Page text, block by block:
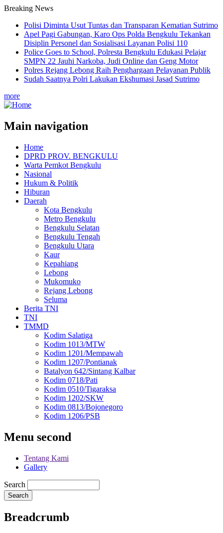
Breaking News
Polisi Diminta Usut Tuntas dan Transparan Kematian Sutrimo
Apel Pagi Gabungan, Karo Ops Polda Bengkulu Tekankan
Disiplin Personel dan Sosialisasi Layanan Polisi 110
Police Goes to School, Polresta Bengkulu Edukasi Pelajar
SMPN 22 Jauhi Narkoba, Judi Online dan Geng Motor
Polres Rejang Lebong Raih Penghargaan Pelayanan Publik
Sudah Saatnya Polri Lakukan Ekshumasi Jasad Sutrimo
more
Main navigation
Home
DPRD PROV. BENGKULU
Warta Pemkot Bengkulu
Nasional
Hukum & Politik
Hiburan
Daerah
Kota Bengkulu
Metro Bengkulu
Bengkulu Selatan
Bengkulu Tengah
Bengkulu Utara
Kaur
Kepahiang
Lebong
Mukomuko
Rejang Lebong
Seluma
Berita TNI
TNI
TMMD
Kodim Salatiga
Kodim 1013/MTW
Kodim 1201/Mempawah
Kodim 1207/Pontianak
Batalyon 642/Sintang Kalbar
Kodim 0718/Pati
Kodim 0510/Tigaraksa
Kodim 1202/SKW
Kodim 0813/Bojonegoro
Kodim 1206/PSB
Menu second
Tentang Kami
Gallery
Search
Breadcrumb